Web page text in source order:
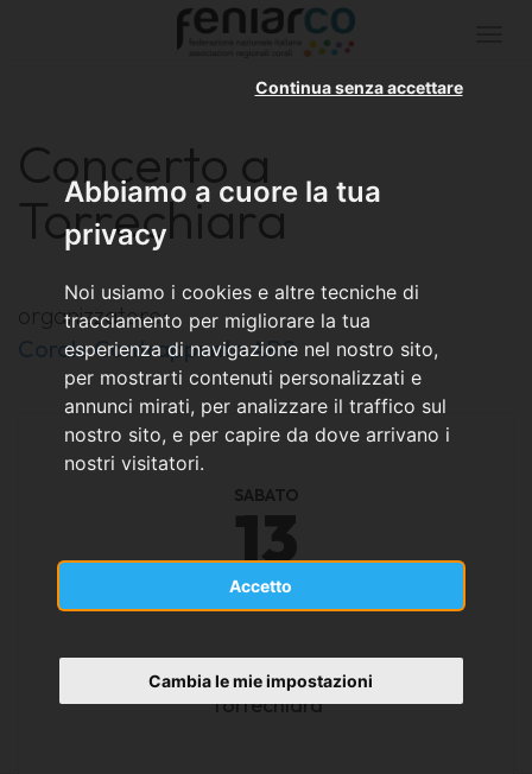
Abbiamo a cuore la tua
privacy
Noi usiamo i cookies e altre tecniche di
tracciamento per migliorare la tua
esperienza di navigazione nel nostro sito,
per mostrarti contenuti personalizzati e
annunci mirati, per analizzare il traffico sul
nostro sito, e per capire da dove arrivano i
nostri visitatori.
Accetto
Continua senza accettare
Cambia le mie impostazioni
Concerto a
Torrechiara
organizzatore:
Corale Contrappunto APS
SABATO
13
GIUGNO 2026
Langhirano (PR)
Torrechiara